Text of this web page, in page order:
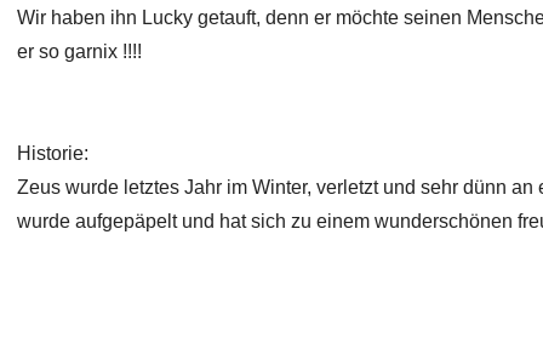
Wir haben ihn Lucky getauft, denn er möchte seinen
er so garnix !!!!
Historie:
Zeus wurde letztes Jahr im Winter, verletzt und sehr dünn
wurde aufgepäpelt und hat sich zu einem wunderschönen